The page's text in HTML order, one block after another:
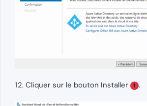
12. Cliquer sur le bouton Installer 1 .